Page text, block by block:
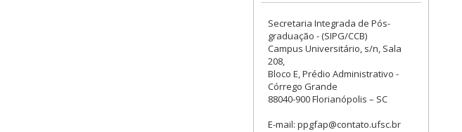
Secretaria Integrada de Pós-
graduação - (SIPG/CCB)
Campus Universitário, s/n, Sala
208,
Bloco E, Prédio Administrativo -
Córrego Grande
88040-900 Florianópolis – SC
E-mail: ppgfap@contato.ufsc.br